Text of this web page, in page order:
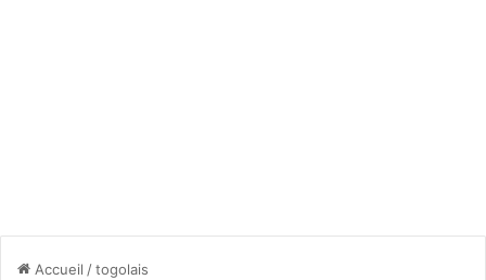
Accueil /togolais